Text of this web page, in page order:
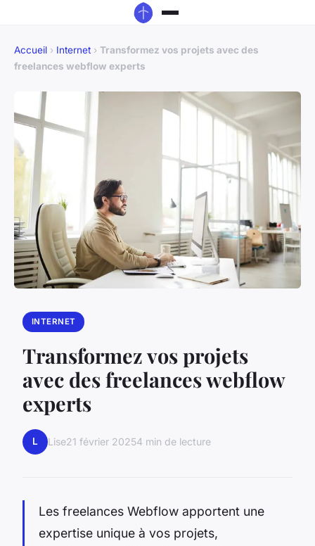
Accueil › Internet › Transformez vos projets avec des
freelances webflow experts
INTERNET
Transformez vos projets
avec des freelances webflow
experts
L Lise21 février 20254 min de lecture
Les freelances Webflow apportent une
expertise unique à vos projets,